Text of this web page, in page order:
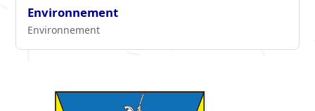
Environnement
Environnement